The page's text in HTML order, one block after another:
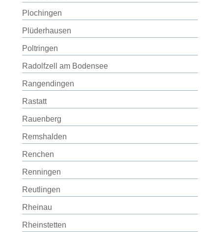
Plochingen
Plüderhausen
Poltringen
Radolfzell am Bodensee
Rangendingen
Rastatt
Rauenberg
Remshalden
Renchen
Renningen
Reutlingen
Rheinau
Rheinstetten